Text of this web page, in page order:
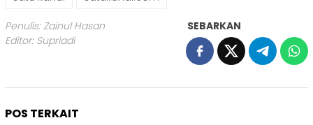
Penulis: Zainul Hasan
Editor: Supriadi
SEBARKAN
POS TERKAIT